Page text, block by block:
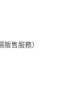
售服務）